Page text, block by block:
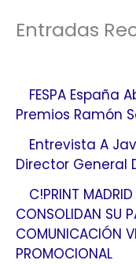
Entradas
FESPA España
Premios Ramón
Entrevista A
Director General
C!PRINT
CONSOLIDAN SU
COMUNICACIÓN
PROMOCIONAL